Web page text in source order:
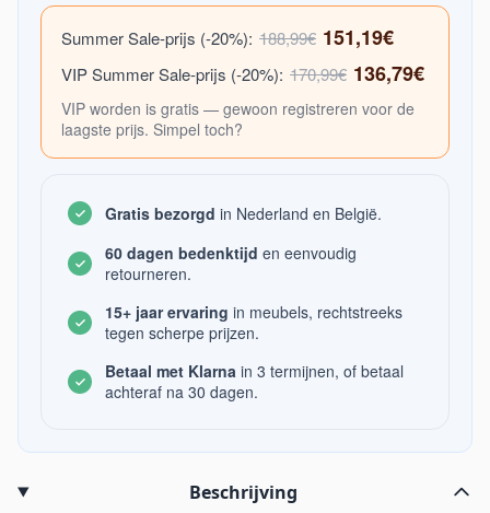
Summer Sale-prijs (-20%): 188,99€ 151,19€
VIP Summer Sale-prijs (-20%): 170,99€ 136,79€
VIP worden is gratis — gewoon registreren voor de
laagste prijs. Simpel toch?
Gratis bezorgd in Nederland en België.
60 dagen bedenktijd en eenvoudig
retourneren.
15+ jaar ervaring in meubels, rechtstreeks
tegen scherpe prijzen.
Betaal met Klarna in 3 termijnen, of betaal
achteraf na 30 dagen.
Beschrijving